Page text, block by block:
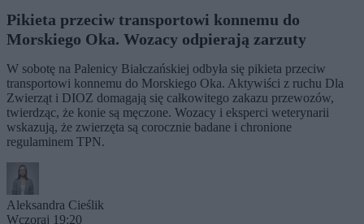
Pikieta przeciw transportowi konnemu do
Morskiego Oka. Wozacy odpierają zarzuty
W sobotę na Palenicy Białczańskiej odbyła się pikieta przeciw
transportowi konnemu do Morskiego Oka. Aktywiści z ruchu Dla
Zwierząt i DIOZ domagają się całkowitego zakazu przewozów,
twierdząc, że konie są męczone. Wozacy i eksperci weterynarii
wskazują, że zwierzęta są corocznie badane i chronione
regulaminem TPN.
Aleksandra Cieślik
Wczoraj 19:20